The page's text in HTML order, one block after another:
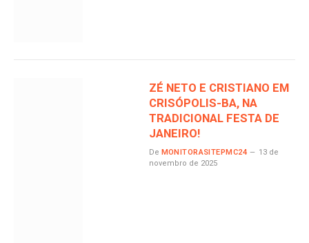
ZÉ NETO E CRISTIANO EM
CRISÓPOLIS-BA, NA
TRADICIONAL FESTA DE
JANEIRO!
De MONITORASITEPMC24
13 de
novembro de 2025